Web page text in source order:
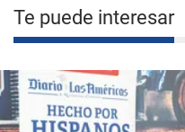
Te puede interesar